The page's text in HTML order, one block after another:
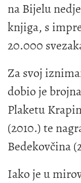
na Bijelu
knjiga, s
20.000
Za svoj
dobio je
Plaketu
(2010.) te
Bedekovčina
Iako je u